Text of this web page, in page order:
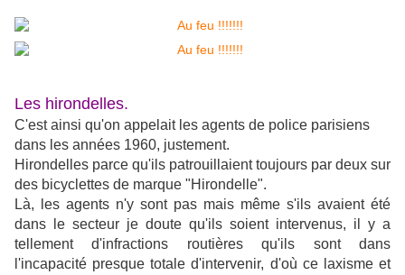
Les hirondelles.
C'est ainsi qu'on appelait les agents de police parisiens
dans les années 1960, justement.
Hirondelles parce qu'ils patrouillaient toujours par deux sur
des bicyclettes de marque "Hirondelle".
Là, les agents n'y sont pas mais même s'ils avaient été
dans le secteur je doute qu'ils soient intervenus, il y a
tellement d'infractions routières qu'ils sont dans
l'incapacité presque totale d'intervenir, d'où ce laxisme et